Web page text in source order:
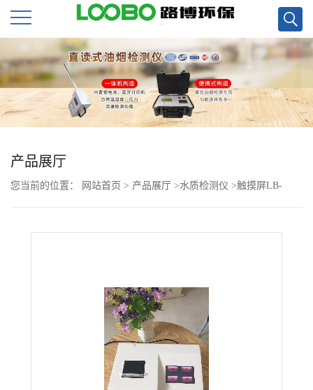
公
司
首
页
公
产品展厅
您当前的位置： 网站首页 > 产品展厅 >水质检测仪 >触摸屏LB-